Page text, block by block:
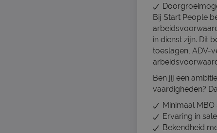
Bij Start People
in dienst zijn. Dit
toeslagen, ADV-
Ben jij een
vaardigheden?
Minimaal
Ervaring in
Bekendheid